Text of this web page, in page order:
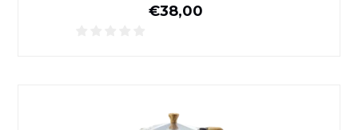
Normale prijs
€38,00